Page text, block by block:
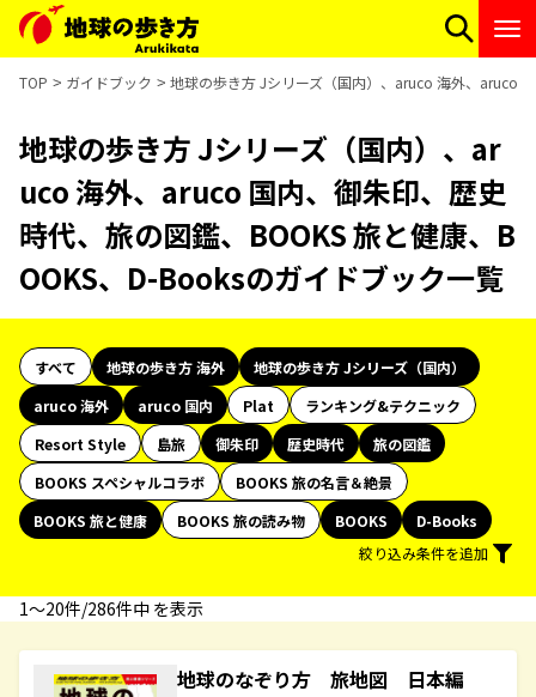
TOP ガイドブック 地球の歩き方 Jシリーズ（国内）、aruco 海外、aruco
地球の歩き方 Jシリーズ（国内）、ar
uco 海外、aruco 国内、御朱印、歴史
時代、旅の図鑑、BOOKS 旅と健康、B
OOKS、D-Booksのガイドブック一覧
すべて 地球の歩き方 海外
地球の歩き方 Jシリーズ（国内）
aruco 海外
aruco 国内 Plat
ランキング&テクニック
Resort Style
島旅 御朱印 歴史時代
旅の図鑑
BOOKS スペシャルコラボ
BOOKS 旅の名言＆絶景
BOOKS 旅と健康
BOOKS 旅の読み物 BOOKS
D-Books
絞り込み条件を追加
1〜20件/286件中 を表示
地球のなぞり方 旅地図 日本編